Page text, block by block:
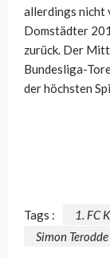
allerdings nicht
Domstädter
zurück. Der
Bundesliga-
der höchsten
Tags : 1. FC
Simon Terodde